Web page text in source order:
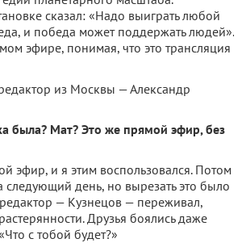
сказал: «Надо выиграть любой
и победа может поддержать людей».
эфире, понимая, что это трансляция
из Москвы — Александр
была? Мат? Это же прямой эфир, без
эфир, и я этим воспользовался. Потом
следующий день, но вырезать это было
— Кузнецов — переживал,
Друзья боялись даже
с тобой будет?»